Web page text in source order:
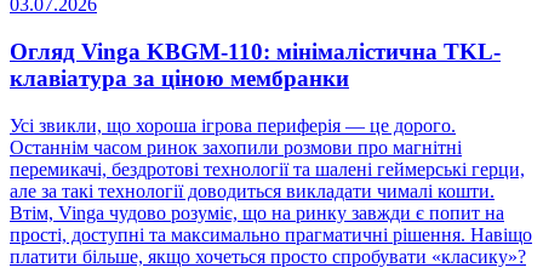
03.07.2026
Огляд Vinga KBGM-110: мінімалістична TKL-
клавіатура за ціною мембранки
Усі звикли, що хороша ігрова периферія — це дорого.
Останнім часом ринок захопили розмови про магнітні
перемикачі, бездротові технології та шалені геймерські герци,
але за такі технології доводиться викладати чималі кошти.
Втім, Vinga чудово розуміє, що на ринку завжди є попит на
прості, доступні та максимально прагматичні рішення. Навіщо
платити більше, якщо хочеться просто спробувати «класику»?